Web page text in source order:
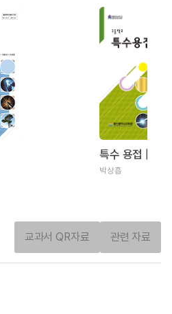
특수 용접 [울
박상흡
교과서 QR자료 관련 자료